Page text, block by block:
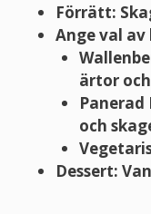
Förrätt:
Ange val
ärtor
och
Dessert: